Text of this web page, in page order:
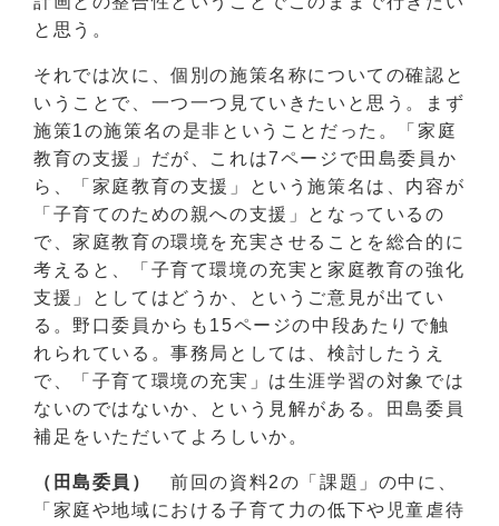
と思う。
それでは次に、個別の施策名称についての確認と
いうことで、一つ一つ見ていきたいと思う。まず
施策1の施策名の是非ということだった。「家庭
教育の支援」だが、これは7ページで田島委員か
ら、「家庭教育の支援」という施策名は、内容が
「子育てのための親への支援」となっているの
で、家庭教育の環境を充実させることを総合的に
考えると、「子育て環境の充実と家庭教育の強化
支援」としてはどうか、というご意見が出てい
る。野口委員からも15ページの中段あたりで触
れられている。事務局としては、検討したうえ
で、「子育て環境の充実」は生涯学習の対象では
ないのではないか、という見解がある。田島委員
補足をいただいてよろしいか。
（田島委員）
前回の資料2の「課題」の中に、
「家庭や地域における子育て力の低下や児童虐待